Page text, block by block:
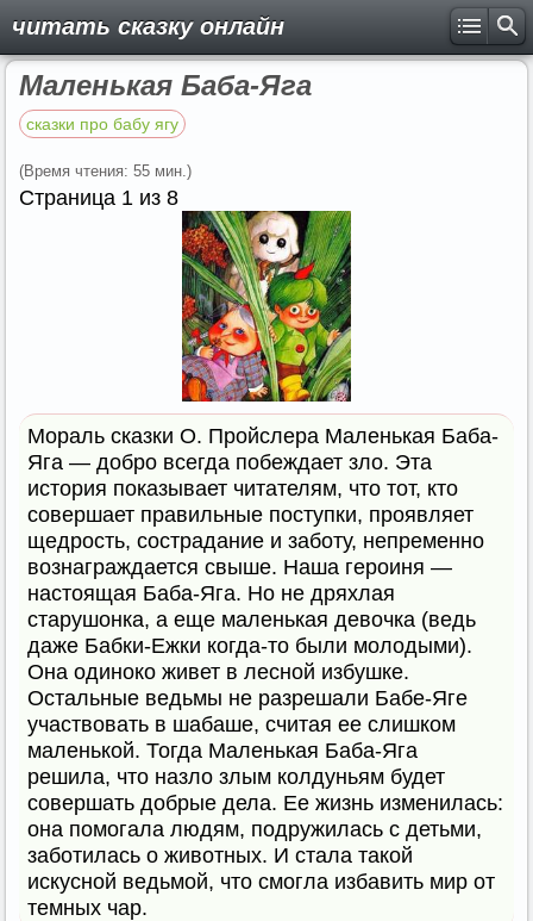
читать сказку онлайн
Маленькая Баба-Яга
сказки про бабу ягу
(Время чтения: 55 мин.)
Страница 1 из 8
Мораль сказки О. Пройслера Маленькая Баба-
Яга — добро всегда побеждает зло. Эта
история показывает читателям, что тот, кто
совершает правильные поступки, проявляет
щедрость, сострадание и заботу, непременно
вознаграждается свыше. Наша героиня —
настоящая Баба-Яга. Но не дряхлая
старушонка, а еще маленькая девочка (ведь
даже Бабки-Ежки когда-то были молодыми).
Она одиноко живет в лесной избушке.
Остальные ведьмы не разрешали Бабе-Яге
участвовать в шабаше, считая ее слишком
маленькой. Тогда Маленькая Баба-Яга
решила, что назло злым колдуньям будет
совершать добрые дела. Ее жизнь изменилась:
она помогала людям, подружилась с детьми,
заботилась о животных. И стала такой
искусной ведьмой, что смогла избавить мир от
темных чар.